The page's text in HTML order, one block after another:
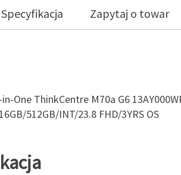
Specyfikacja Zapytaj o towar
One ThinkCentre M70a G6
512GB/INT/23.8 FHD/3YRS OS